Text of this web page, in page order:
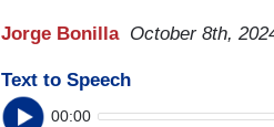
Jorge Bonilla October 8th,
Text to Speech
00:00